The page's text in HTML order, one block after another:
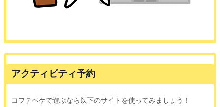
アクティビティ予約
コフテペケで遊ぶなら以下のサイトを使ってみましょう！